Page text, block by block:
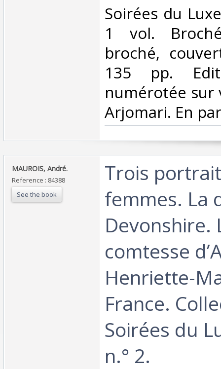
Soirées du
1 vol.
broché,
135 pp.
numérotée sur
Arjomari. En
‎MAUROIS, André.‎
Reference : 84388
See the book
‎Trois
femmes. La
Devonshire.
comtesse
Henriette-
France.
Soirées du
n.° 2.‎